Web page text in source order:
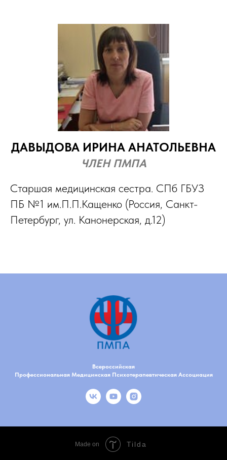
ДАВЫДОВА ИРИНА АНАТОЛЬЕВНА
ЧЛЕН ПМПА
Старшая медицинская сестра. СПб ГБУЗ
ПБ №1 им.П.П.Кащенко (Россия, Санкт-
Петербург, ул. Канонерская, д.12)
Всероссийская
Профессиональная Медицинская Психотерапевтическая Ассоциация
Made on Tilda